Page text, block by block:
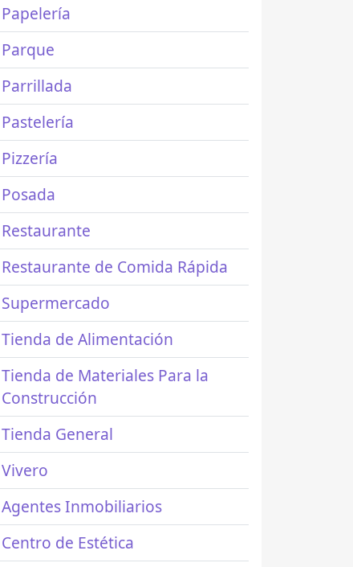
Papelería
Parque
Parrillada
Pastelería
Pizzería
Posada
Restaurante
Restaurante de Comida Rápida
Supermercado
Tienda de Alimentación
Tienda de Materiales Para la
Construcción
Tienda General
Vivero
Agentes Inmobiliarios
Centro de Estética